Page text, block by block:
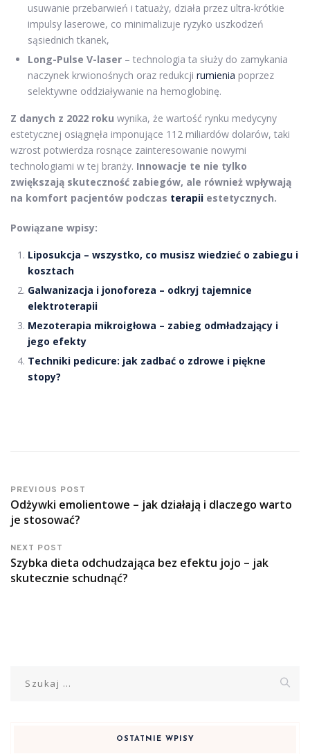
usuwanie przebarwień i tatuaży, działa przez ultra-krótkie
impulsy laserowe, co minimalizuje ryzyko uszkodzeń
sąsiednich tkanek,
Long-Pulse V-laser – technologia ta służy do zamykania
naczynek krwionośnych oraz redukcji rumienia poprzez
selektywne oddziaływanie na hemoglobinę.
Z danych z 2022 roku wynika, że wartość rynku medycyny
estetycznej osiągnęła imponujące 112 miliardów dolarów, taki
wzrost potwierdza rosnące zainteresowanie nowymi
technologiami w tej branży. Innowacje te nie tylko
zwiększają skuteczność zabiegów, ale również wpływają
na komfort pacjentów podczas terapii estetycznych.
Powiązane wpisy:
Liposukcja – wszystko, co musisz wiedzieć o zabiegu i
kosztach
Galwanizacja i jonoforeza – odkryj tajemnice
elektroterapii
Mezoterapia mikroigłowa – zabieg odmładzający i
jego efekty
Techniki pedicure: jak zadbać o zdrowe i piękne
stopy?
PREVIOUS POST
Odżywki emolientowe – jak działają i dlaczego warto
je stosować?
NEXT POST
Szybka dieta odchudzająca bez efektu jojo – jak
skutecznie schudnąć?
OSTATNIE WPISY